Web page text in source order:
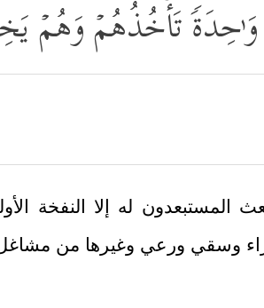
وَ ٰ⁠حِدَةࣰ تَأۡخُذُهُمۡ وَهُمۡ
المستبعدون له إلا
وسقي ورعي وغيرها من مشاغل